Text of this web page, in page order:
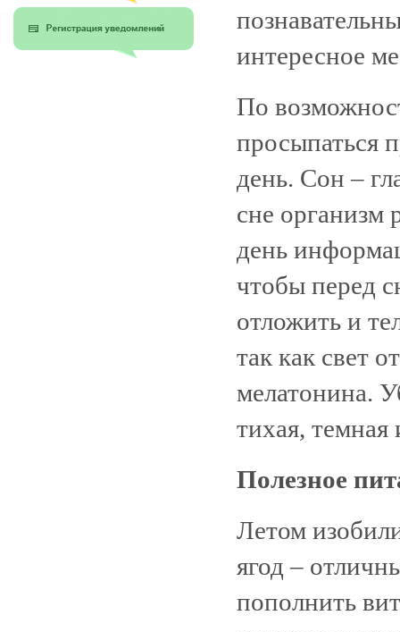
интересное
По
просыпаться
день. Сон –
сне организм
день
чтобы перед
отложить и
так как свет
мелатонина.
тихая, темная
Полезное
Летом
ягод –
пополнить